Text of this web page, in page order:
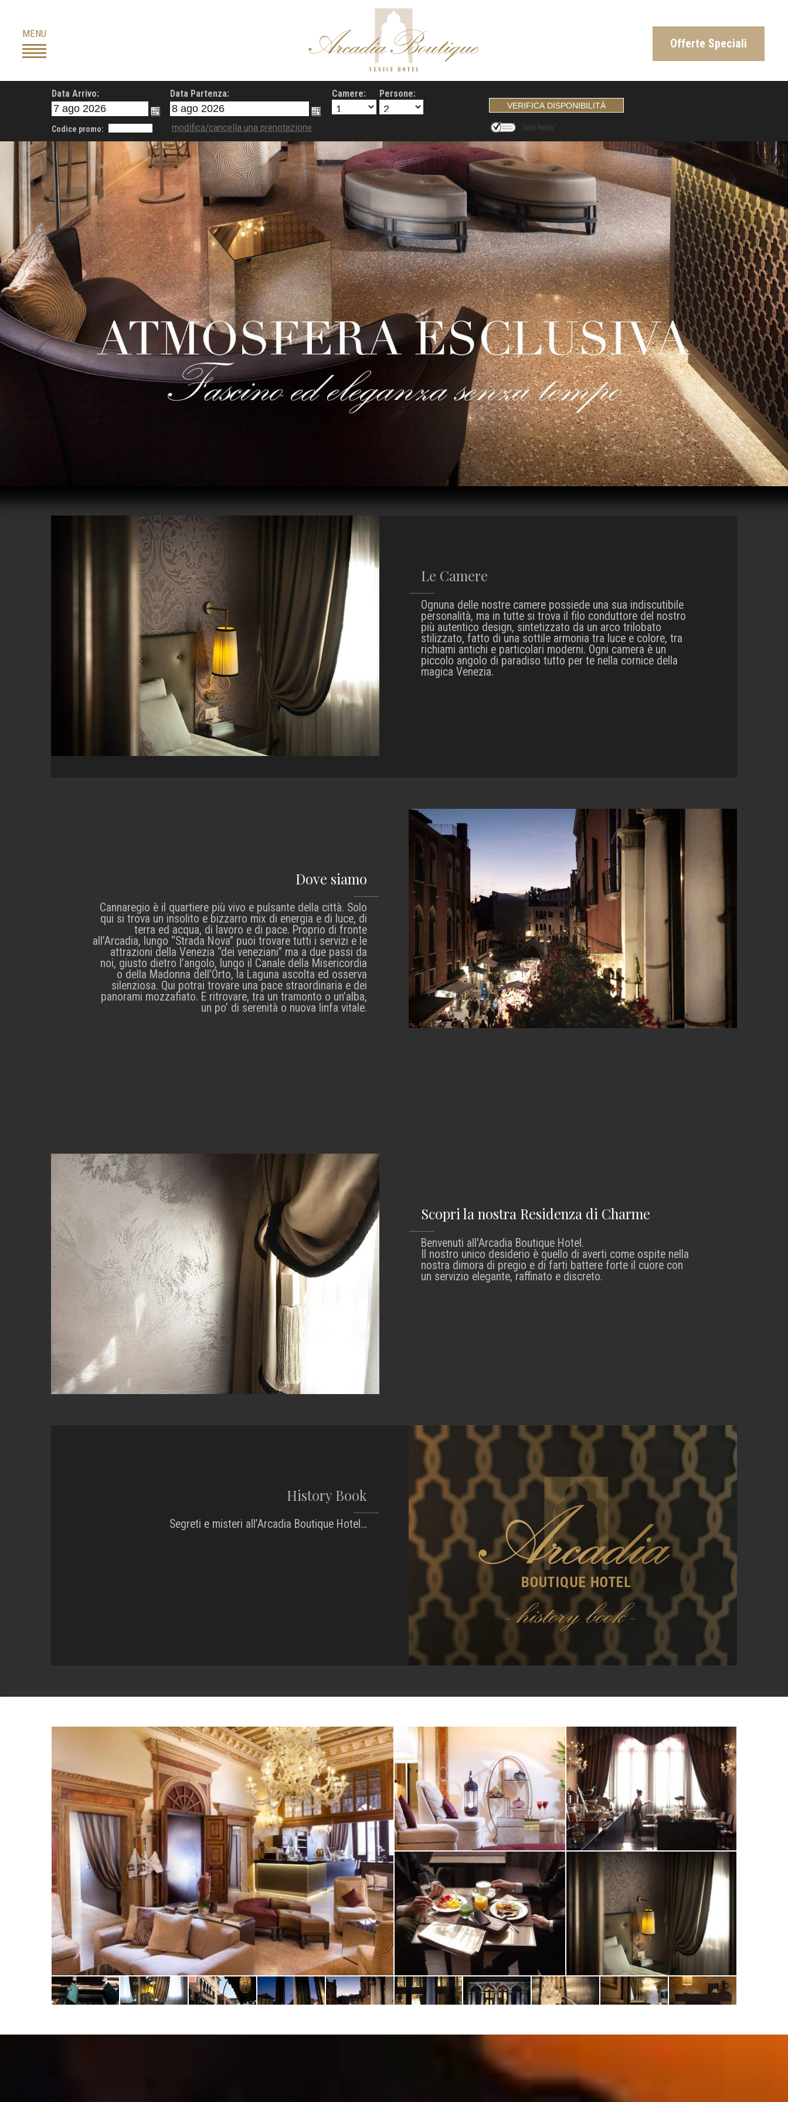
content
MENU
Offerte Speciali
Data Arrivo: Data Partenza: Camere: Persone:
Codice promo: modifica/cancella una prenotazione
Le Camere
Ognuna delle nostre camere possiede una sua indiscutibile
personalità, ma in tutte si trova il filo conduttore del nostro
più autentico design, sintetizzato da un arco trilobato
stilizzato, fatto di una sottile armonia tra luce e colore, tra
richiami antichi e particolari moderni. Ogni camera è un
piccolo angolo di paradiso tutto per te nella cornice della
magica Venezia.
Dove siamo
Cannaregio è il quartiere più vivo e pulsante della città. Solo
qui si trova un insolito e bizzarro mix di energia e di luce, di
terra ed acqua, di lavoro e di pace. Proprio di fronte
all’Arcadia, lungo “Strada Nova” puoi trovare tutti i servizi e le
attrazioni della Venezia “dei veneziani” ma a due passi da
noi, giusto dietro l’angolo, lungo il Canale della Misericordia
o della Madonna dell’Orto, la Laguna ascolta ed osserva
silenziosa. Qui potrai trovare una pace straordinaria e dei
panorami mozzafiato. E ritrovare, tra un tramonto o un’alba,
un po’ di serenità o nuova linfa vitale.
Scopri la nostra Residenza di Charme
Benvenuti all'Arcadia Boutique Hotel.
Il nostro unico desiderio è quello di averti come ospite nella
nostra dimora di pregio e di farti battere forte il cuore con
un servizio elegante, raffinato e discreto.
History Book
Segreti e misteri all’Arcadia Boutique Hotel…